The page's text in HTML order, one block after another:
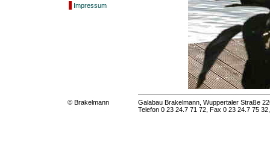
Impressum
© Brakelmann
Galabau Brakelmann, Wuppertaler Straße
Telefon 0 23 24.7 71 72, Fax 0 23 24.7 75